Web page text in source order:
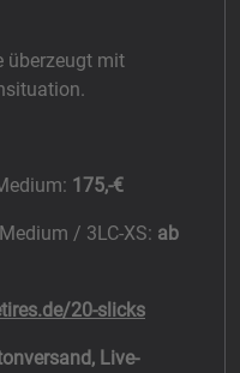
überzeugt mit
175,-€
/ 3LC-XS: ab
20-slicks
Live-